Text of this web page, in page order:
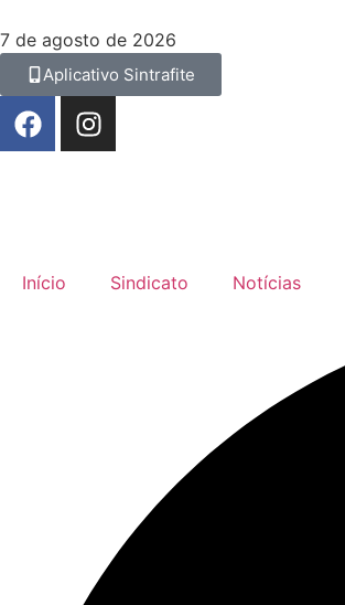
7 de agosto de 2026
Aplicativo Sintrafite
Início Sindicato Notícias